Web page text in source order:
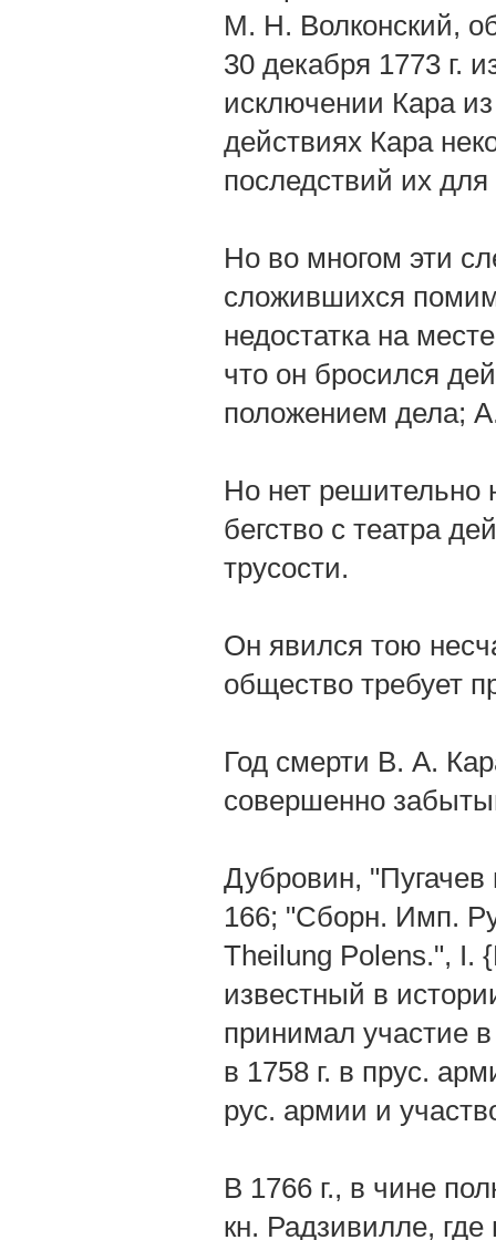
М. Н. Волконский,
30 декабря 1773 г.
исключении Кара
действиях Кара
последствий их
Но во многом эти
сложившихся
недостатка на
что он бросился
положением дела;
Но нет решительно
бегство с театра
трусости.
Он явился тою
общество требует
Год смерти В. А.
совершенно
Дубровин,
166; "Сборн. Имп.
Theilung Polens.", I.
известный в
принимал участие
в 1758 г. в прус.
рус. армии и
В 1766 г., в чине
кн. Радзивилле, где